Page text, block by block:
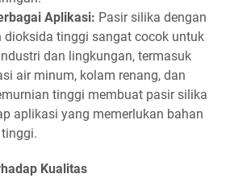
Aplikasi: Pasir silika dengan
dioksida tinggi sangat cocok untuk
dan lingkungan, termasuk
air minum, kolam renang, dan
tinggi membuat pasir silika
aplikasi yang memerlukan bahan
Kualitas